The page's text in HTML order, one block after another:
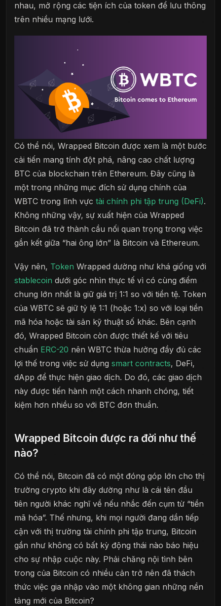
nhau, mở rộng các tiện ích của token để lưu thông
trên nhiều mạng lưới.
Có thể nói, Wrapped Bitcoin được xem là một bước
cải tiến mang tính đột phá, nâng cao chất lượng
BTC của blockchain trên Ethereum. Đây cũng là
một trong những mục đích sử dụng chính của
WBTC trong lĩnh vực tài chính phi tập trung (DeFi).
Không những vậy, sự xuất hiện của Wrapped
Bitcoin đã trở thành cầu nối quan trọng trong việc
gắn kết giữa “hai ông lớn” là Bitcoin và Ethereum.
Vậy nên, Token Wrapped dường như khá giống với
stablecoin dưới góc nhìn thực tế vì có cùng điểm
chung lớn nhất là giữ giá trị 1:1 so với tiền tệ. Token
của WBTC sẽ giữ tỷ lệ 1:1 (hoặc 1:x) so với loại tiền
mã hóa hoặc tài sản kỹ thuật số khác. Bên cạnh
đó, Wrapped Bitcoin còn được thiết kế với tiêu
chuẩn ERC-20 nên WBTC thừa hưởng đầy đủ các
lợi thế trong việc sử dụng smart contracts, DeFi,
dApp để thực hiện giao dịch. Do đó, các giao dịch
này được tiến hành một cách nhanh chóng, tiết
kiệm hơn nhiều so với BTC đơn thuần.
Wrapped Bitcoin được ra đời như thế
nào?
Có thể nói, Bitcoin đã có một đóng góp lớn cho thị
trường crypto khi đây dường như là cái tên đầu
tiên người khác nghĩ về nếu nhắc đến cụm từ “tiền
mã hóa”. Thế nhưng, khi mọi người đang dần tiếp
cận với thị trường tài chính phi tập trung, Bitcoin
gần như không có bất kỳ động thái nào báo hiệu
cho sự nhập cuộc này. Phải chăng nội tình bên
trong của Bitcoin có nhiều cản trở nên đã thách
thức việc gia nhập vào một không gian những nền
tảng mới của Bitcoin?